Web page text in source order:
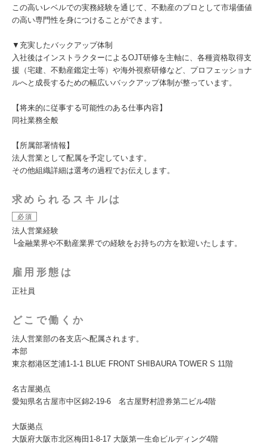
この高いレベルでの実務経験を通じて、不動産のプロとして市場価値
の高い専門性を身につけることができます。
▼充実したバックアップ体制
入社後はインストラクターによるOJT研修を主軸に、各種資格取得支
援（宅建、不動産鑑定士等）や海外視察研修など、プロフェッショナ
ルへと成長するための幅広いバックアップ体制が整っています。
【将来的に従事する可能性のある仕事内容】
同社業務全般
【所属部署情報】
法人営業として配属を予定しています。
その他組織詳細は選考の過程でお伝えします。
求められるスキルは
必須
法人営業経験
└金融業界や不動産業界での経験をお持ちの方を歓迎いたします。
雇用形態は
正社員
どこで働くか
法人営業部の各支店へ配属されます。
本部
東京都港区芝浦1-1-1 BLUE FRONT SHIBAURA TOWER S 11階
名古屋拠点
愛知県名古屋市中区錦2-19-6 名古屋野村證券第二ビル4階
大阪拠点
大阪府大阪市北区梅田1-8-17 大阪第一生命ビルディング4階